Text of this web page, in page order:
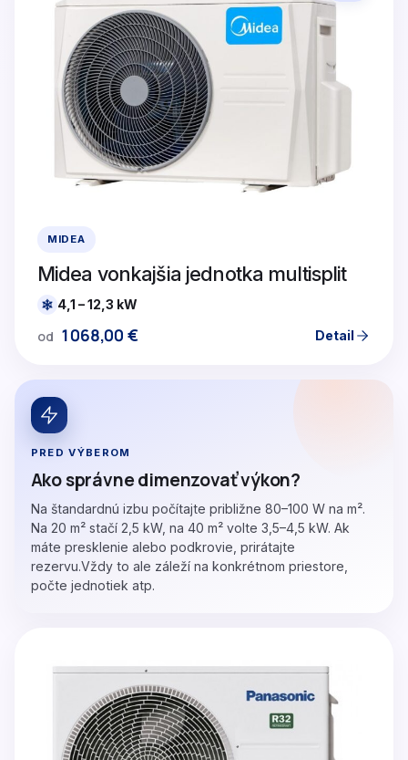
MIDEA
Midea vonkajšia jednotka multisplit
4,1 – 12,3 kW
od 1068,00 € Detail
PRED VÝBEROM
Ako správne dimenzovať výkon?
Na štandardnú izbu počítajte približne 80–100 W na m².
Na 20 m² stačí 2,5 kW, na 40 m² volte 3,5–4,5 kW. Ak
máte presklenie alebo podkrovie, prirátajte
rezervu.Vždy to ale záleží na konkrétnom priestore,
počte jednotiek atp.